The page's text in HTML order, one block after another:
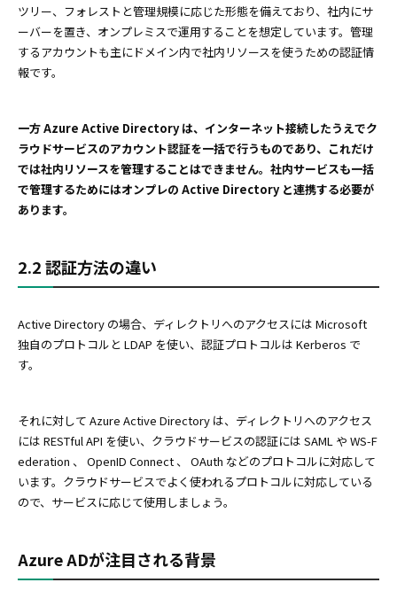
ツリー、フォレストと管理規模に応じた形態を備えており、社内にサ
ーバーを置き、オンプレミスで運用することを想定しています。管理
するアカウントも主にドメイン内で社内リソースを使うための認証情
報です。
一方 Azure Active Directory は、インターネット接続したうえでク
ラウドサービスのアカウント認証を一括で行うものであり、これだけ
では社内リソースを管理することはできません。社内サービスも一括
で管理するためにはオンプレの Active Directory と連携する必要が
あります。
2.2 認証方法の違い
Active Directory の場合、ディレクトリへのアクセスには Microsoft
独自のプロトコルと LDAP を使い、認証プロトコルは Kerberos で
す。
それに対して Azure Active Directory は、ディレクトリへのアクセス
には RESTful API を使い、クラウドサービスの認証には SAML や WS-F
ederation 、 OpenID Connect 、 OAuth などのプロトコルに対応して
います。クラウドサービスでよく使われるプロトコルに対応している
ので、サービスに応じて使用しましょう。
Azure ADが注目される背景